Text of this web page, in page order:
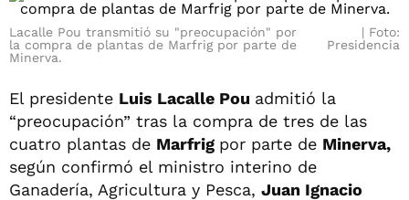
Lacalle Pou transmitió su "preocupación" por
la compra de plantas de Marfrig por parte de
Minerva.
Foto:
Presidencia
El presidente Luis Lacalle Pou admitió la
“preocupación” tras la compra de tres de las
cuatro plantas de Marfrig por parte de Minerva,
según confirmó el ministro interino de
Ganadería, Agricultura y Pesca, Juan Ignacio